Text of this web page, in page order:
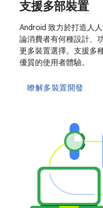
支援多部裝置
Android 致力於打造人
論消費者有何種設計、
更多裝置選擇。支援多
優質的使用者體驗。
瞭解多裝置開發